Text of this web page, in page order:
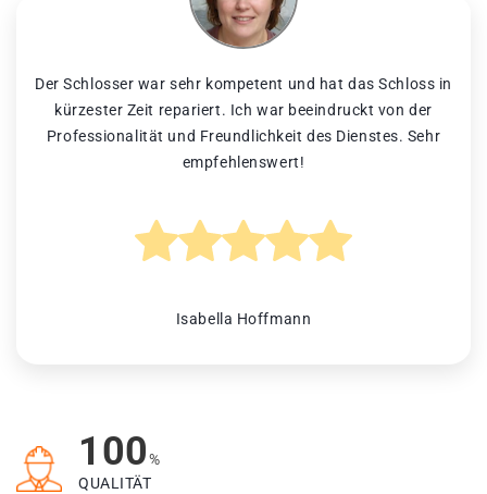
Der Schlosser war sehr kompetent und hat das Schloss in
kürzester Zeit repariert. Ich war beeindruckt von der
Professionalität und Freundlichkeit des Dienstes. Sehr
empfehlenswert!
Isabella Hoffmann
100%
QUALITÄT